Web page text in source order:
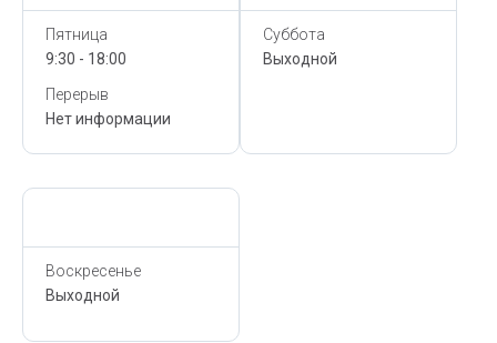
Пятница
9:30 - 18:00
Перерыв
Нет информации
Суббота
Выходной
Воскресенье
Выходной